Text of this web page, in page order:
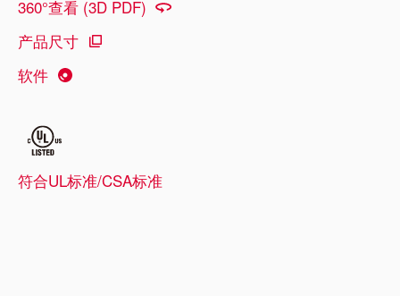
360°查看 (3D PDF)
产品尺寸
软件
符合UL标准/CSA标准